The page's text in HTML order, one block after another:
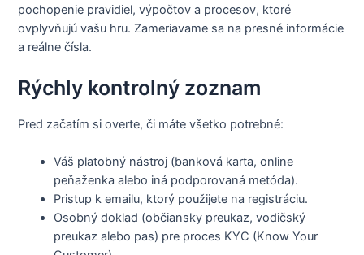
pochopenie pravidiel, výpočtov a procesov, ktoré
ovplyvňujú vašu hru. Zameriavame sa na presné informácie
a reálne čísla.
Rýchly kontrolný zoznam
Pred začatím si overte, či máte všetko potrebné:
Váš platobný nástroj (banková karta, online
peňaženka alebo iná podporovaná metóda).
Pristup k emailu, ktorý použijete na registráciu.
Osobný doklad (občiansky preukaz, vodičský
preukaz alebo pas) pre proces KYC (Know Your